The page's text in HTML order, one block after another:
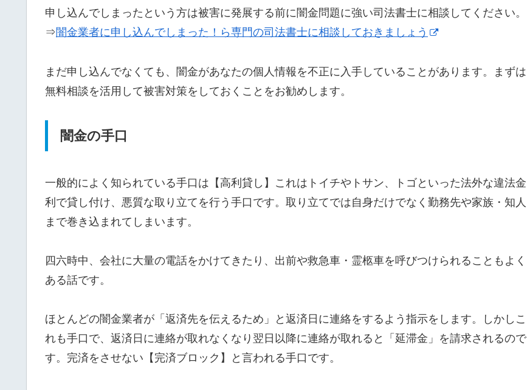
申し込んでしまったという方は被害に発展する前に闇金問題に強い司法書士に相談してください。
⇒闇金業者に申し込んでしまった！ら専門の司法書士に相談しておきましょう
まだ申し込んでなくても、闇金があなたの個人情報を不正に入手していることがあります。まずは
無料相談を活用して被害対策をしておくことをお勧めします。
闇金の手口
一般的によく知られている手口は【高利貸し】これはトイチやトサン、トゴといった法外な違法金
利で貸し付け、悪質な取り立てを行う手口です。取り立てでは自身だけでなく勤務先や家族・知人
まで巻き込まれてしまいます。
四六時中、会社に大量の電話をかけてきたり、出前や救急車・霊柩車を呼びつけられることもよく
ある話です。
ほとんどの闇金業者が「返済先を伝えるため」と返済日に連絡をするよう指示をします。しかしこ
れも手口で、返済日に連絡が取れなくなり翌日以降に連絡が取れると「延滞金」を請求されるので
す。完済をさせない【完済ブロック】と言われる手口です。